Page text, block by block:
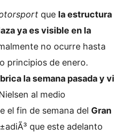
que la estructura
ya es visible en la
no ocurre hasta
principios de enero.
la semana pasada y vi
al medio
el fin de semana del Gran
que este adelanto